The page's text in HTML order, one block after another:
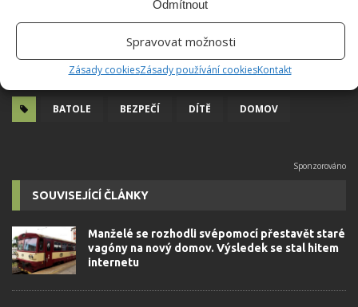
Odmítnout
Spravovat možnosti
Zásady cookiesZásady používání cookiesKontakt
BATOLE BEZPEČÍ DÍTĚ DOMOV
SOUVISEJÍCÍ ČLÁNKY
Manželé se rozhodli svépomocí přestavět staré
vagóny na nový domov. Výsledek se stal hitem
internetu